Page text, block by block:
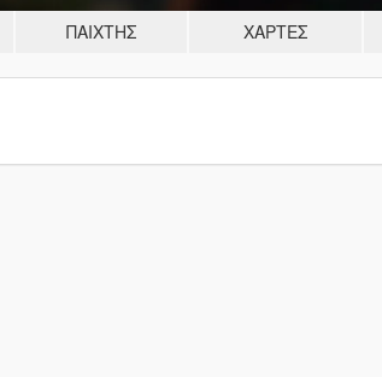
ΠΑΊΧΤΗΣ ΧΆΡΤΕΣ